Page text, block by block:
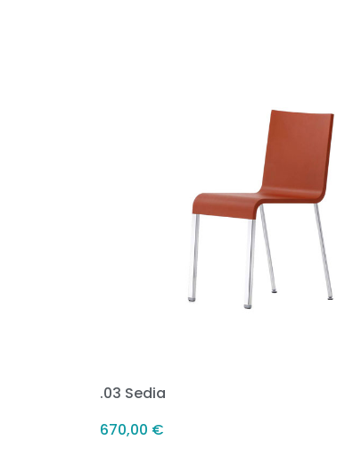
.03 Sedia
670,00 €